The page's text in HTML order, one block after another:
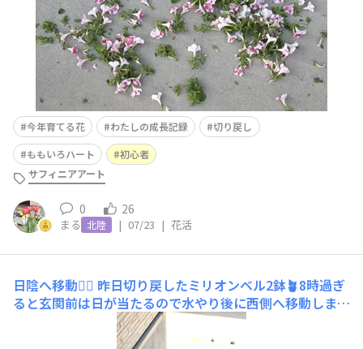
今年育てる花 わたしの成長記録
切り戻し
ももいろハート
初心者
サフィニアアート
0 26
まる 北陸 | 07/23 | 花活
日陰へ移動🏃‍♀️ 昨日切り戻したミリオンベル2鉢🪴8時過ぎ
ると玄関前は日が当たるので水やり後に西側へ移動しまし
た😌隣の家がとても近く、西陽も当たらないので切り戻
し後の管理にいい場所です🙆‍♀️実際ここまで黄色くないで